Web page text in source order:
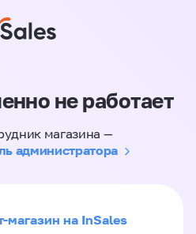
не работает
магазина —
администратора
магазин на InSales